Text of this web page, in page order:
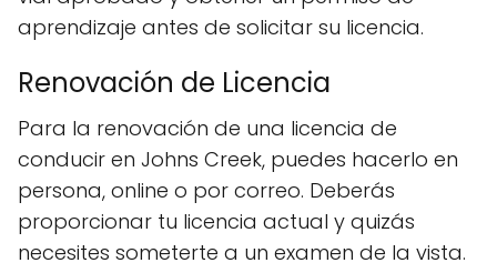
aprendizaje antes de solicitar su licencia.
Renovación de Licencia
Para la renovación de una licencia de
conducir en Johns Creek, puedes hacerlo en
persona, online o por correo. Deberás
proporcionar tu licencia actual y quizás
necesites someterte a un examen de la vista.